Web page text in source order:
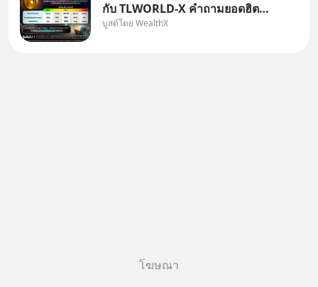
กับ TLWORLD-X คำถามยอดฮิตที่
คนใช้ WealthX ถามเข้ามา
บูสต์โดย WealthX
โฆษณา